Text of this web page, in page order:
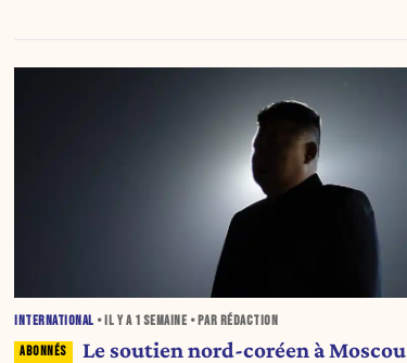
INTERNATIONAL • IL Y A 1 SEMAINE • PAR RÉDACTION
Le soutien nord-coréen à Moscou